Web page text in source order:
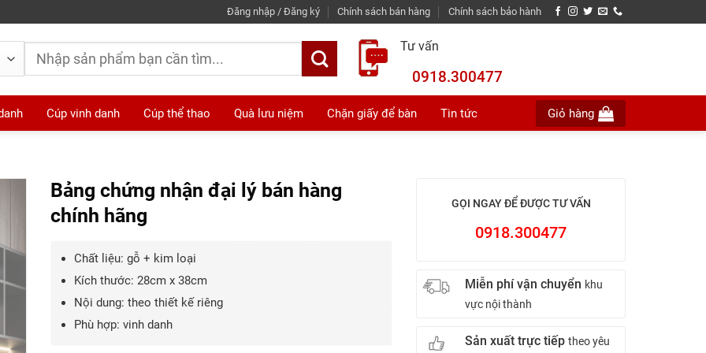
Đăng nhập / Đăng ký Chính sách bán hàng Chính sách bảo hành
Tìm
kiếm:
Tư vấn
0918.300477
Cúp vinh danh Cúp thể thao Quà lưu niệm Chặn giấy để bàn Tin tức Giỏ hàng
Bảng chứng nhận đại lý bán hàng
chính hãng
Chất liệu: gỗ + kim loại
Kích thước: 28cm x 38cm
Nội dung: theo thiết kế riêng
Phù hợp: vinh danh
GỌI NGAY ĐỂ ĐƯỢC TƯ VẤN
0918.300477
Miễn phí vận chuyển khu
vực nội thành
Sản xuất trực tiếptheo yêu